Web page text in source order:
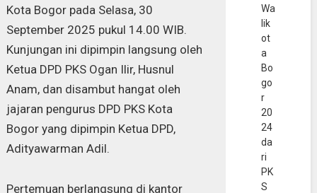
Kota Bogor pada Selasa, 30
September 2025 pukul 14.00 WIB.
Kunjungan ini dipimpin langsung oleh
Ketua DPD PKS Ogan Ilir, Husnul
Anam, dan disambut hangat oleh
jajaran pengurus DPD PKS Kota
Bogor yang dipimpin Ketua DPD,
Adityawarman Adil.
Pertemuan berlangsung di kantor
Wa
lik
ot
a
Bo
go
r
20
24
da
ri
PK
S